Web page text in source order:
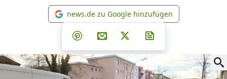
news.de zu Google
news.de zu Google hinzufügen
Teilen auf Facebook
Teilen auf Whatsapp
Teilen auf Telegram
Teilen auf Pinterest
Per E-Mail teilen
Post auf X